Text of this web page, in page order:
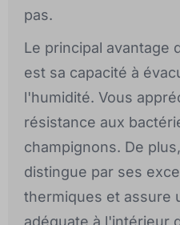
pas.
Le principal avantage
est sa capacité à
l'humidité. Vous
résistance aux
champignons. De
distingue par ses
thermiques et assure
adéquate à l'intérieur